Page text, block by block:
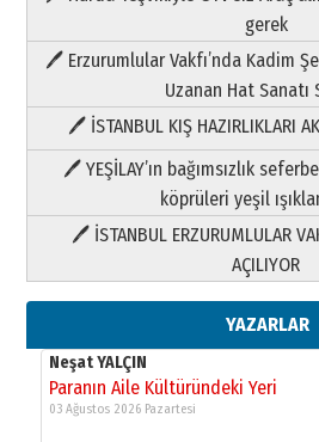
gerek
🖊 Erzurumlular Vakfı’nda Kadim
Uzanan Hat Sanatı
🖊 İSTANBUL KIŞ HAZIRLIKLARI
🖊 YEŞİLAY’ın bağımsızlık
köprüleri yeşil
🖊 İSTANBUL ERZURUMLULAR
AÇILIYOR
YAZARLAR
Yusuf POLAT
Şampiyonluk
yazar
11 Mayıs 2026 Pazartesi
Neşat YALÇIN
Paranın Aile Kültüründeki Yeri
03 Ağustos 2026 Pazartesi
Yıldırım Gündoğdu
HAVVA’NIN ÜÇ KIZI
Yusuf POLAT
Şampiyonluk
yazar